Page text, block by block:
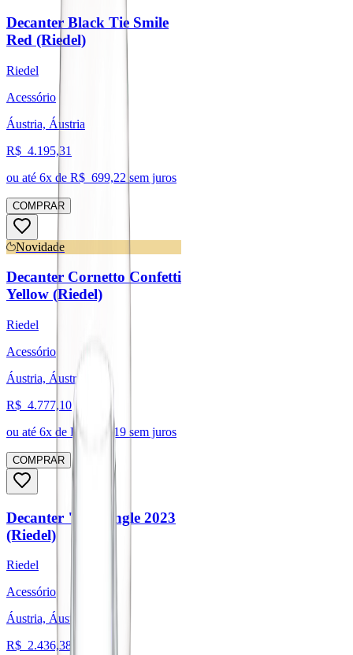
Decanter Black Tie Smile
Red (Riedel)
Riedel
Acessório
Áustria, Áustria
R$ 4.195,31
ou até 6x de R$ 699,22 sem juros
COMPRAR
Novidade
Decanter Cornetto Confetti
Yellow (Riedel)
Riedel
Acessório
Áustria, Áustria
R$ 4.777,10
ou até 6x de R$ 796,19 sem juros
COMPRAR
Decanter "O" Single 2023
(Riedel)
Riedel
Acessório
Áustria, Áustria
R$ 2.436,38